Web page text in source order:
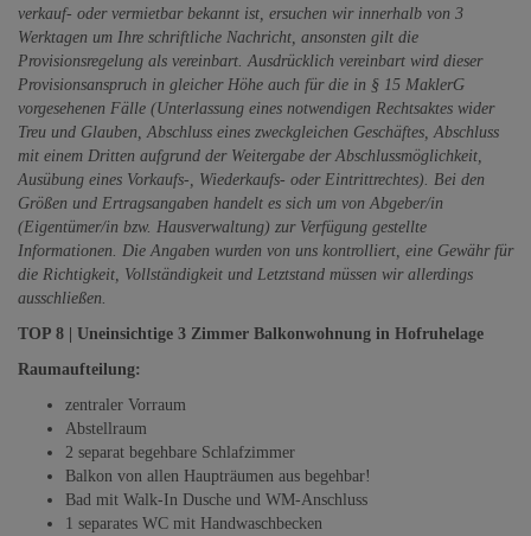
verkauf- oder vermietbar bekannt ist, ersuchen wir innerhalb von 3
Werktagen um Ihre schriftliche Nachricht, ansonsten gilt die
Provisionsregelung als vereinbart. Ausdrücklich vereinbart wird dieser
Provisionsanspruch in gleicher Höhe auch für die in § 15 MaklerG
vorgesehenen Fälle (Unterlassung eines notwendigen Rechtsaktes wider
Treu und Glauben, Abschluss eines zweckgleichen Geschäftes, Abschluss
mit einem Dritten aufgrund der Weitergabe der Abschlussmöglichkeit,
Ausübung eines Vorkaufs-, Wiederkaufs- oder Eintrittrechtes). Bei den
Größen und Ertragsangaben handelt es sich um von Abgeber/in
(Eigentümer/in bzw. Hausverwaltung) zur Verfügung gestellte
Informationen. Die Angaben wurden von uns kontrolliert, eine Gewähr für
die Richtigkeit, Vollständigkeit und Letztstand müssen wir allerdings
ausschließen.
TOP 8 | Uneinsichtige 3 Zimmer Balkonwohnung in Hofruhelage
Raumaufteilung:
zentraler Vorraum
Abstellraum
2 separat begehbare Schlafzimmer
Balkon von allen Haupträumen aus begehbar!
Bad mit Walk-In Dusche und WM-Anschluss
1 separates WC mit Handwaschbecken